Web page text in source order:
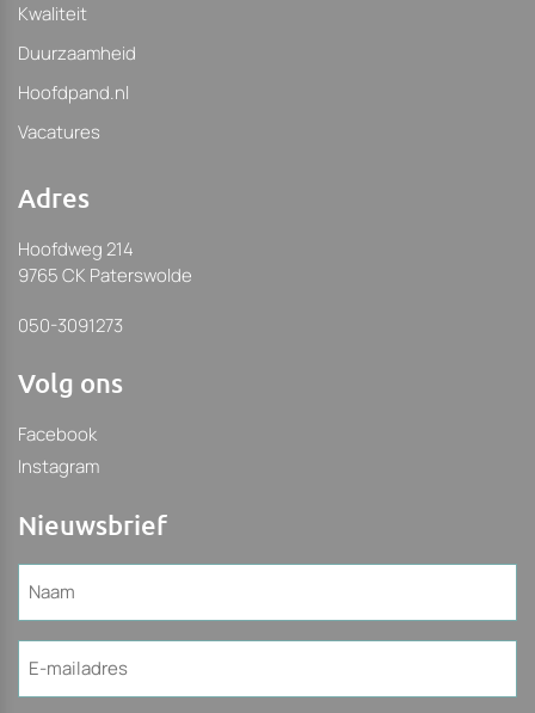
Kwaliteit
Duurzaamheid
Hoofdpand.nl
Vacatures
Adres
Hoofdweg 214
9765 CK Paterswolde
050-3091273
Volg ons
Facebook
Instagram
Nieuwsbrief
mailadres